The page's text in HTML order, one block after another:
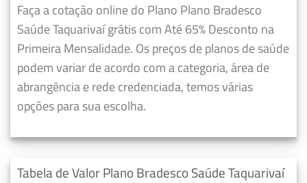
Faça a cotação online do Plano Plano Bradesco
Saúde Taquarivaí grátis com Até 65% Desconto na
Primeira Mensalidade. Os preços de planos de saúde
podem variar de acordo com a categoria, área de
abrangência e rede credenciada, temos várias
opções para sua escolha.
Tabela de Valor Plano Bradesco Saúde Taquarivaí